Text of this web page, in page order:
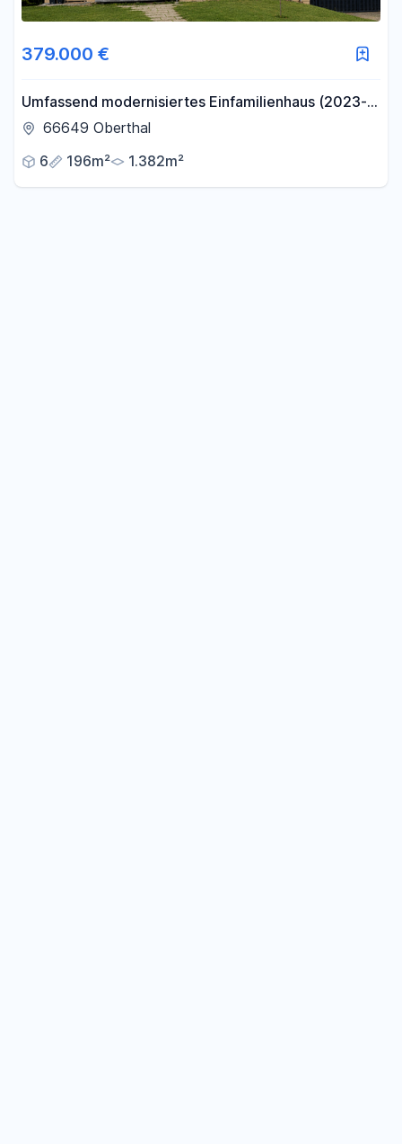
379.000 €
Umfassend modernisiertes Einfamilienhaus (2023-
2025) mit 196 m² Wohnfläche auf 1.382 m²
66649 Oberthal
6
196m² 1.382m²